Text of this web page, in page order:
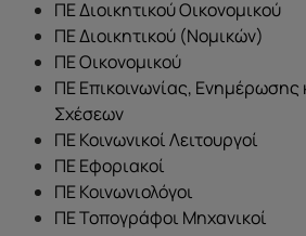
ΠΕ Διοικητικού Οικονομικού
ΠΕ Διοικητικού (Νομικών)
ΠΕ Οικονομικού
ΠΕ Επικοινωνίας, Ενημέρωσης
Σχέσεων
ΠΕ Κοινωνικοί Λειτουργοί
ΠΕ Εφοριακοί
ΠΕ Κοινωνιολόγοι
ΠΕ Τοπογράφοι Μηχανικοί